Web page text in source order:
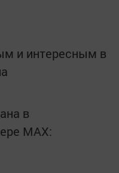
и интересным в
в
MАХ: